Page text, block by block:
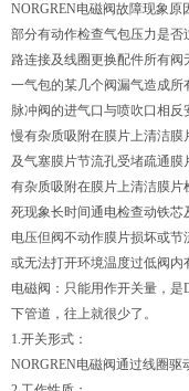
NORGREN电磁阀故障现象
部分有动作检查气包压力是
路连接及线圈更换配件所有阀
一气包的某几个阀漏气造成
脉冲阀的进气口与喷吹口相
慢有杂质吸附在膜片上清洁
及气塞膜片节流孔受堵疏通
有杂质吸附在膜片上清洁膜
死现象长时间通电检查动铁
电压但阀不动作膜片损坏或节
或无法打开环境温度过低阀内
电磁阀：只能用作开关量，
下管道，往上就很少了。
1.开关形式：
NORGREN电磁阀通过线圈驱